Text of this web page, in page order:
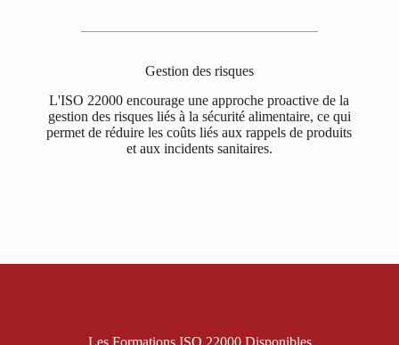
Gestion des risques
L'ISO 22000 encourage une approche proactive de la
gestion des risques liés à la sécurité alimentaire, ce qui
permet de réduire les coûts liés aux rappels de produits
et aux incidents sanitaires.
Les Formations ISO 22000 Disponibles